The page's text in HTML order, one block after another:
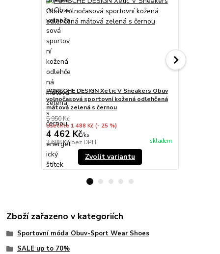
PORSCHE DESIGN Xetic V Sneakers Obuv
volnočasová sportovní kožená odlehčená
mátová zelená s černou
5 950 Kč
Ušetříte 1 488 Kč (- 25 %)
4 462 Kč/ks
3 688 Kčbez DPH skladem
Zvolit variantu
Zboží zařazeno v kategoriích
Sportovní móda Obuv-Sport Wear Shoes
SALE up to 70%